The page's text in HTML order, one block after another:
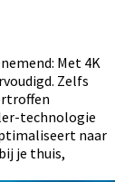
Met 4K
Zelfs
technologie
naar
je thuis,